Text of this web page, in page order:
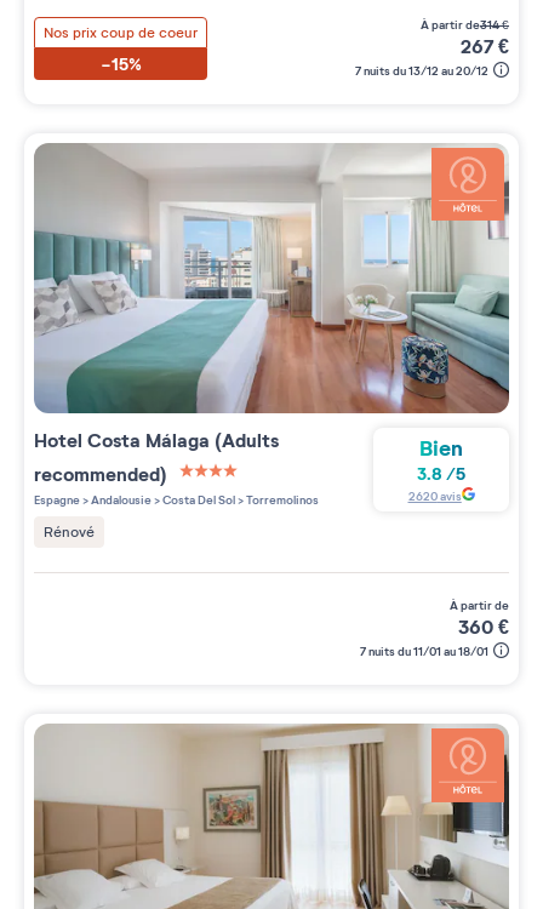
Nos prix coup de coeur
-15%
à partir de314€
267€
7 nuits du 13/12 au 20/12
Hotel Costa Málaga (Adults
recommended)
4 étoiles sur 5
Espagne>Andalousie>Costa Del Sol>Torremolinos
Rénové
Bien
3.8 /5
2620avis
à partir de
360€
7 nuits du 11/01 au 18/01